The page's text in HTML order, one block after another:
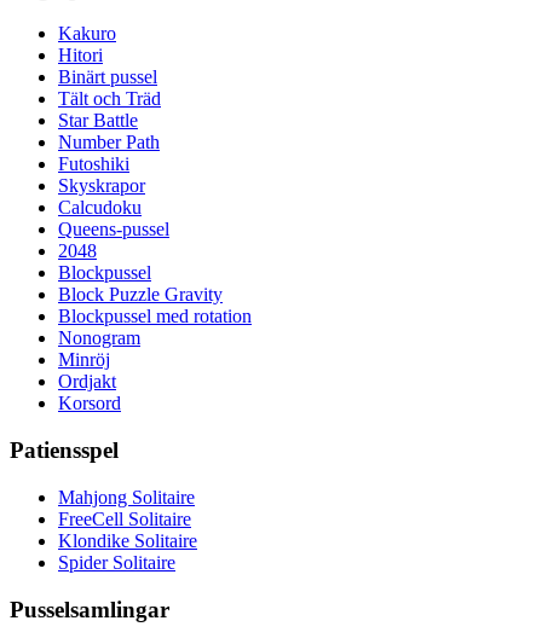
Kakuro
Hitori
Binärt pussel
Tält och Träd
Star Battle
Number Path
Futoshiki
Skyskrapor
Calcudoku
Queens-pussel
2048
Blockpussel
Block Puzzle Gravity
Blockpussel med rotation
Nonogram
Minröj
Ordjakt
Korsord
Patiensspel
Mahjong Solitaire
FreeCell Solitaire
Klondike Solitaire
Spider Solitaire
Pusselsamlingar